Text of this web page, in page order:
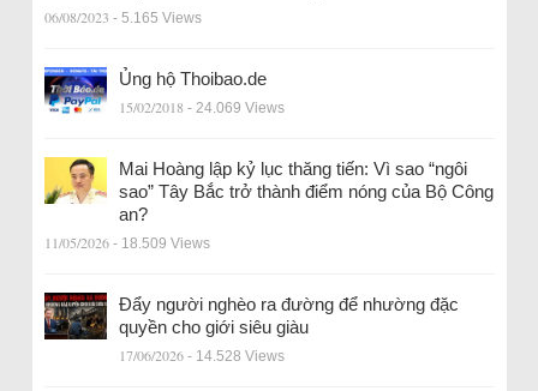
06/08/2023 - 5.165 Views
Ủng hộ Thoibao.de
15/02/2018 - 24.069 Views
Mai Hoàng lập kỷ lục thăng tiến: Vì sao “ngôi
sao” Tây Bắc trở thành điểm nóng của Bộ Công
an?
11/05/2026 - 18.509 Views
Đẩy người nghèo ra đường để nhường đặc
quyền cho giới siêu giàu
17/06/2026 - 14.528 Views